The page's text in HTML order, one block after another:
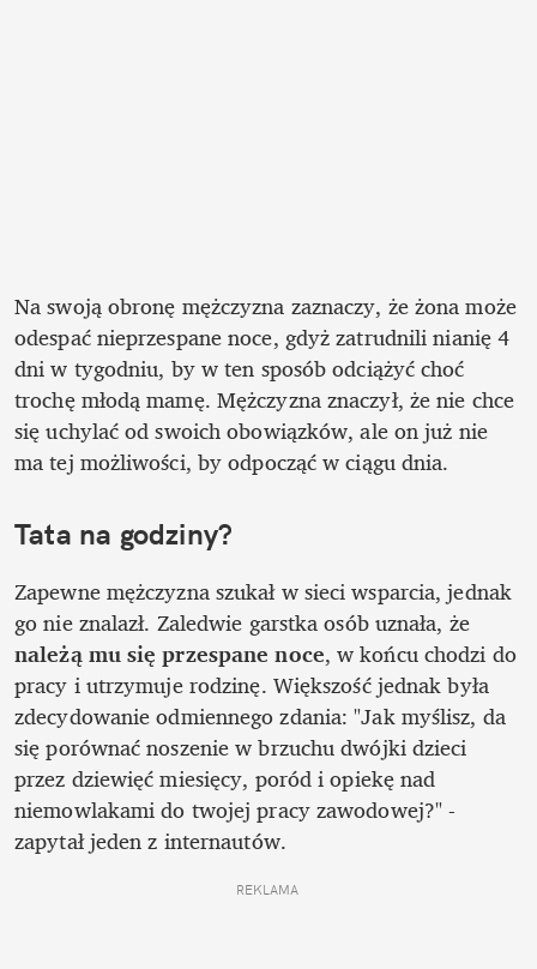
Na swoją obronę mężczyzna zaznaczy, że żona może
odespać nieprzespane noce, gdyż zatrudnili nianię 4
dni w tygodniu, by w ten sposób odciążyć choć
trochę młodą mamę. Mężczyzna znaczył, że nie chce
się uchylać od swoich obowiązków, ale on już nie
ma tej możliwości, by odpocząć w ciągu dnia.
Tata na godziny?
Zapewne mężczyzna szukał w sieci wsparcia, jednak
go nie znalazł. Zaledwie garstka osób uznała, że
należą mu się przespane noce, w końcu chodzi do
pracy i utrzymuje rodzinę. Większość jednak była
zdecydowanie odmiennego zdania: "Jak myślisz, da
się porównać noszenie w brzuchu dwójki dzieci
przez dziewięć miesięcy, poród i opiekę nad
niemowlakami do twojej pracy zawodowej?" -
zapytał jeden z internautów.
REKLAMA